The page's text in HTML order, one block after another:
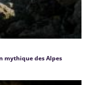
mythique des Alpes